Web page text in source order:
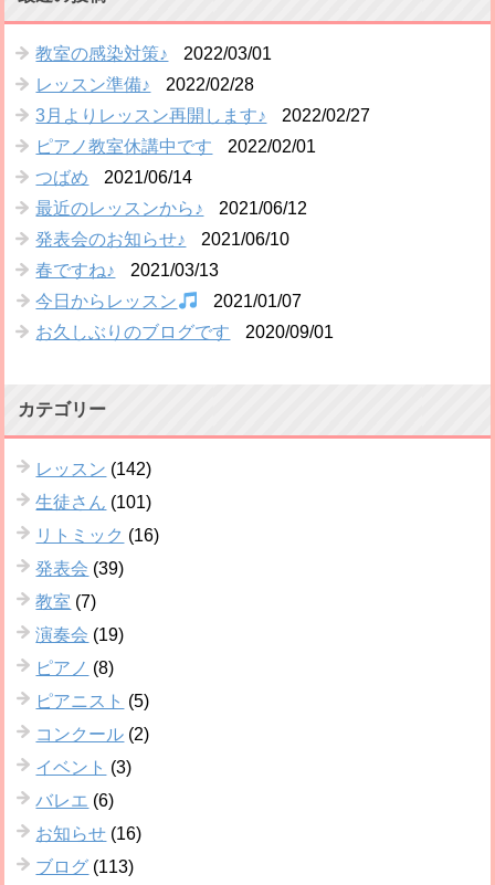
教室の感染対策♪
2022/03/01
レッスン準備♪
2022/02/28
3月よりレッスン再開します♪
2022/02/27
ピアノ教室休講中です
2022/02/01
つばめ
2021/06/14
最近のレッスンから♪
2021/06/12
発表会のお知らせ♪
2021/06/10
春ですね♪
2021/03/13
今日からレッスン
2021/01/07
お久しぶりのブログです
2020/09/01
カテゴリー
レッスン (142)
生徒さん (101)
リトミック (16)
発表会 (39)
教室 (7)
演奏会 (19)
ピアノ (8)
ピアニスト (5)
コンクール (2)
イベント (3)
バレエ (6)
お知らせ (16)
ブログ (113)